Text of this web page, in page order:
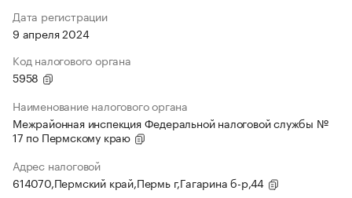
Дата регистрации
9 апреля 2024
Код налогового органа
5958
Наименование налогового органа
Межрайонная инспекция Федеральной налоговой службы №
17 по Пермскому краю
Адрес налоговой
614070,Пермский край,Пермь г,Гагарина б-р,44